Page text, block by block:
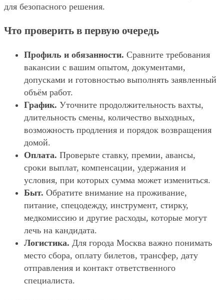
для безопасного решения.
Что проверить в первую очередь
Профиль и обязанности. Сравните требования
вакансии с вашим опытом, документами,
допусками и готовностью выполнять заявленный
объём работ.
График. Уточните продолжительность вахты,
длительность смены, количество выходных,
возможность продления и порядок возвращения
домой.
Оплата. Проверьте ставку, премии, авансы,
сроки выплат, компенсации, удержания и
условия, при которых сумма может измениться.
Быт. Обратите внимание на проживание,
питание, спецодежду, инструмент, стирку,
медкомиссию и другие расходы, которые могут
лечь на кандидата.
Логистика. Для города Москва важно понимать
место сбора, оплату билетов, трансфер, дату
отправления и контакт ответственного
специалиста.